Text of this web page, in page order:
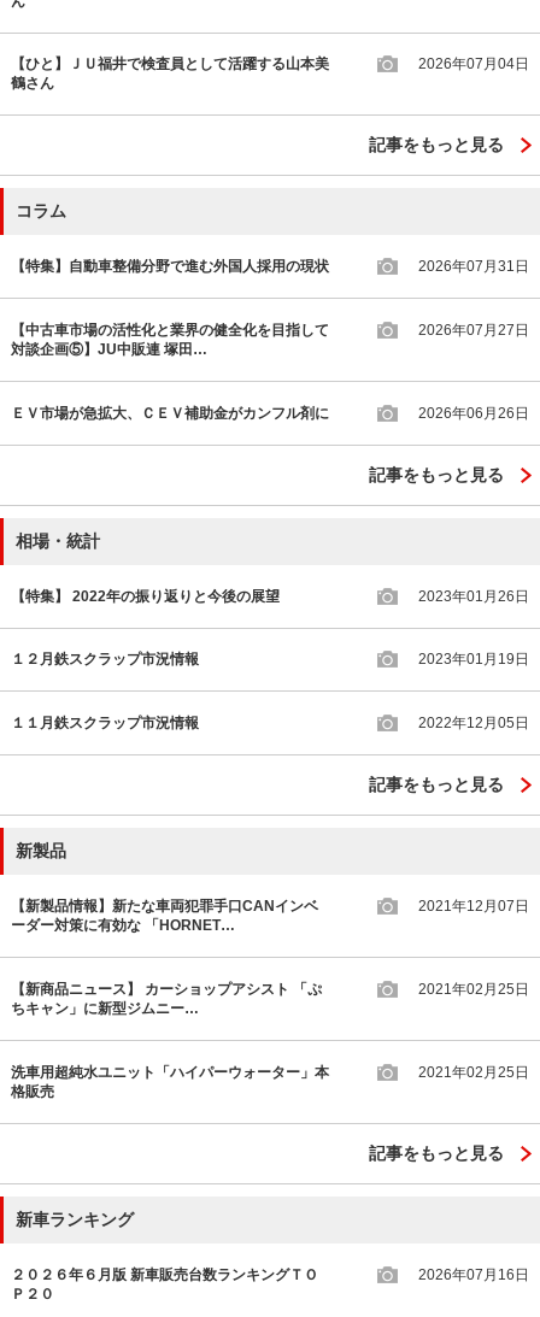
【ひと】ＪＵ福井で検査員として活躍する山本美
鶴さん
2026年07月04日
記事をもっと見る
コラム
【特集】自動車整備分野で進む外国人採用の現状 2026年07月31日
【中古車市場の活性化と業界の健全化を目指して
対談企画⑤】JU中販連 塚田…
2026年07月27日
ＥＶ市場が急拡大、ＣＥＶ補助金がカンフル剤に 2026年06月26日
記事をもっと見る
相場・統計
【特集】 2022年の振り返りと今後の展望 2023年01月26日
１２月鉄スクラップ市況情報 2023年01月19日
１１月鉄スクラップ市況情報 2022年12月05日
記事をもっと見る
新製品
【新製品情報】新たな車両犯罪手口CANインベ
ーダー対策に有効な 「HORNET…
2021年12月07日
【新商品ニュース】 カーショップアシスト 「ぷ
ちキャン」に新型ジムニー…
2021年02月25日
洗車用超純水ユニット「ハイパーウォーター」本
格販売
2021年02月25日
記事をもっと見る
新車ランキング
２０２６年６月版 新車販売台数ランキングＴＯ
Ｐ２０
2026年07月16日